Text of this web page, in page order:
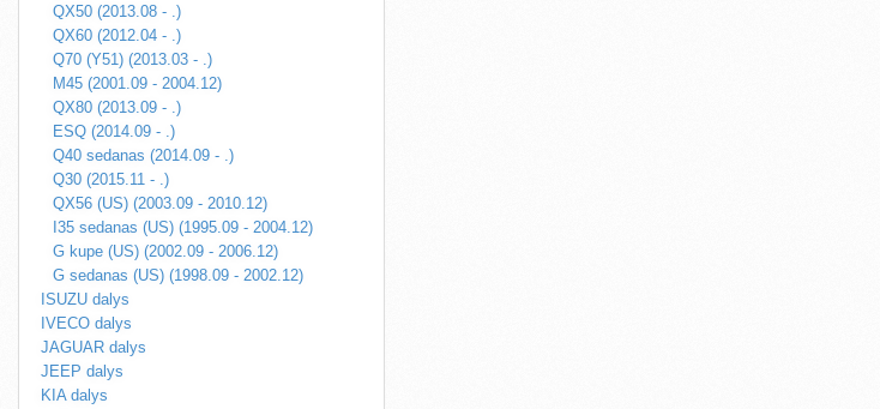
QX50 (2013.08 - .)
QX60 (2012.04 - .)
Q70 (Y51) (2013.03 - .)
M45 (2001.09 - 2004.12)
QX80 (2013.09 - .)
ESQ (2014.09 - .)
Q40 sedanas (2014.09 - .)
Q30 (2015.11 - .)
QX56 (US) (2003.09 - 2010.12)
I35 sedanas (US) (1995.09 - 2004.12)
G kupe (US) (2002.09 - 2006.12)
G sedanas (US) (1998.09 - 2002.12)
ISUZU dalys
IVECO dalys
JAGUAR dalys
JEEP dalys
KIA dalys